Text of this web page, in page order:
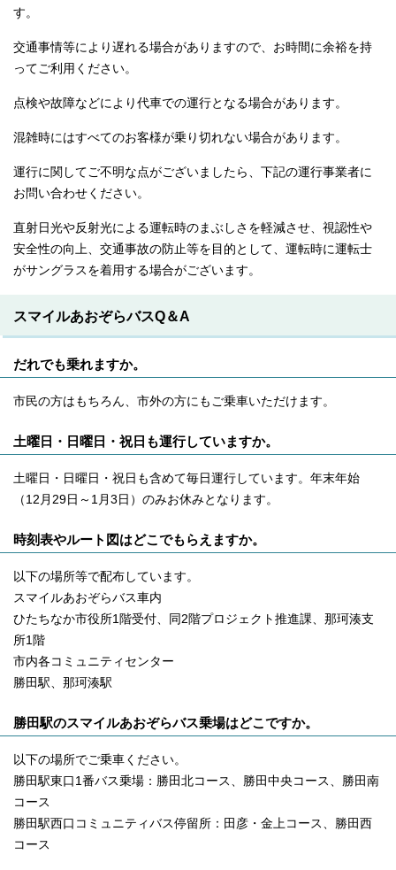
す。
交通事情等により遅れる場合がありますので、お時間に余裕を持
ってご利用ください。
点検や故障などにより代車での運行となる場合があります。
混雑時にはすべてのお客様が乗り切れない場合があります。
運行に関してご不明な点がございましたら、下記の運行事業者に
お問い合わせください。
直射日光や反射光による運転時のまぶしさを軽減させ、視認性や
安全性の向上、交通事故の防止等を目的として、運転時に運転士
がサングラスを着用する場合がございます。
スマイルあおぞらバスQ＆A
だれでも乗れますか。
市民の方はもちろん、市外の方にもご乗車いただけます。
土曜日・日曜日・祝日も運行していますか。
土曜日・日曜日・祝日も含めて毎日運行しています。年末年始
（12月29日～1月3日）のみお休みとなります。
時刻表やルート図はどこでもらえますか。
以下の場所等で配布しています。
スマイルあおぞらバス車内
ひたちなか市役所1階受付、同2階プロジェクト推進課、那珂湊支
所1階
市内各コミュニティセンター
勝田駅、那珂湊駅
勝田駅のスマイルあおぞらバス乗場はどこですか。
以下の場所でご乗車ください。
勝田駅東口1番バス乗場：勝田北コース、勝田中央コース、勝田南
コース
勝田駅西口コミュニティバス停留所：田彦・金上コース、勝田西
コース